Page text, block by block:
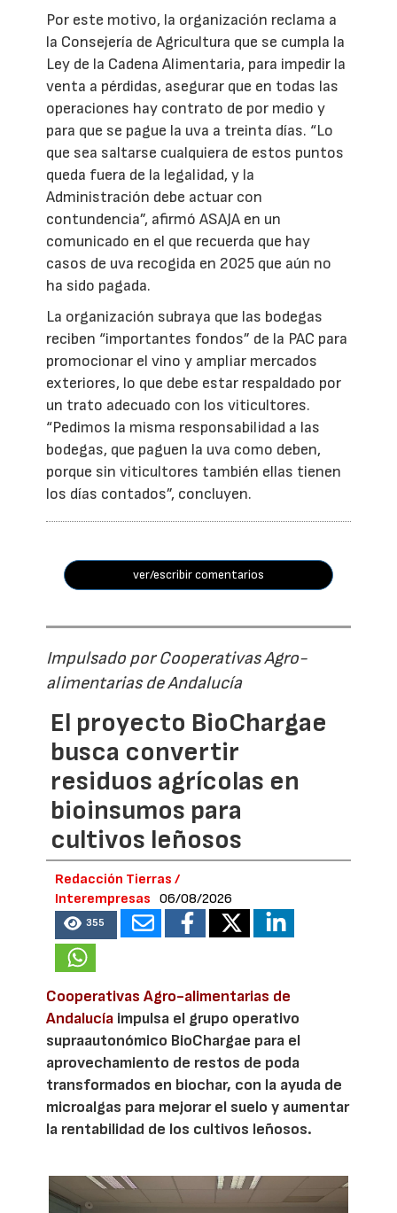
Por este motivo, la organización reclama a
la Consejería de Agricultura que se cumpla la
Ley de la Cadena Alimentaria, para impedir la
venta a pérdidas, asegurar que en todas las
operaciones hay contrato de por medio y
para que se pague la uva a treinta días. “Lo
que sea saltarse cualquiera de estos puntos
queda fuera de la legalidad, y la
Administración debe actuar con
contundencia”, afirmó ASAJA en un
comunicado en el que recuerda que hay
casos de uva recogida en 2025 que aún no
ha sido pagada.
La organización subraya que las bodegas
reciben “importantes fondos” de la PAC para
promocionar el vino y ampliar mercados
exteriores, lo que debe estar respaldado por
un trato adecuado con los viticultores.
“Pedimos la misma responsabilidad a las
bodegas, que paguen la uva como deben,
porque sin viticultores también ellas tienen
los días contados”, concluyen.
ver/escribir comentarios
Impulsado por Cooperativas Agro-
alimentarias de Andalucía
El proyecto BioChargae
busca convertir
residuos agrícolas en
bioinsumos para
cultivos leñosos
Redacción Tierras /
Interempresas
06/08/2026
355
Cooperativas Agro-alimentarias de
Andalucía impulsa el grupo operativo
supraautonómico BioChargae para el
aprovechamiento de restos de poda
transformados en biochar, con la ayuda de
microalgas para mejorar el suelo y aumentar
la rentabilidad de los cultivos leñosos.